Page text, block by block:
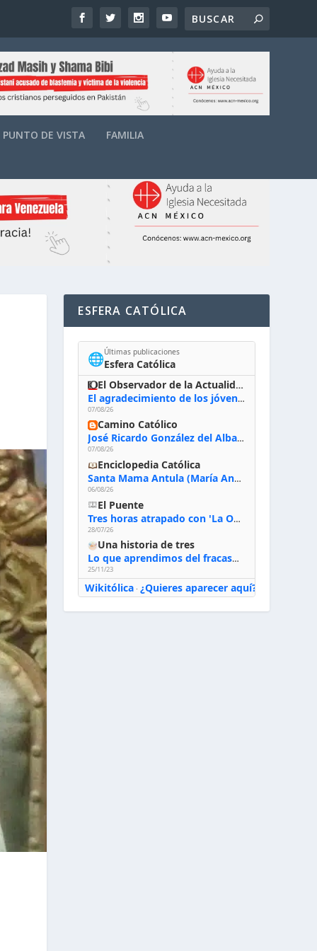
PUNTO DE VISTA FAMILIA
ESFERA CATÓLICA
🌐Últimas publicaciones
Esfera Católica
El Observador de la Actualidad
El agradecimiento de los jóvenes al Papa: «Hoy nos sentimos Iglesia»
07/08/26
Camino Católico
José Ricardo González del Alba, artista sacro: «Yo oro, hablo con Dios, le pido al Espíritu Santo su inspiración y siempre pinto rezando el rosario para que sea Él quien actúe a través de mis manos»
07/08/26
Enciclopedia Católica
Santa Mama Antula (María Antonia de Paz y Figueroa)
06/08/26
El Puente
Tres horas atrapado con 'La Odisea' de Nolan
28/07/26
Una historia de tres
Lo que aprendimos del fracaso al emprender
25/11/23
Wikitólica· ¿Quieres aparecer aquí?